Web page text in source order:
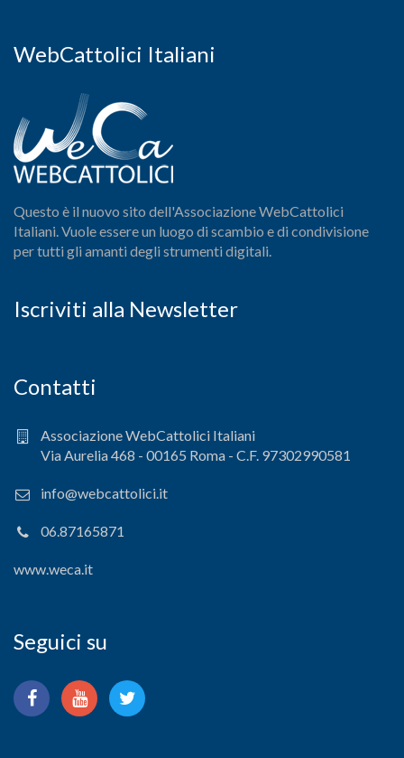
WebCattolici Italiani
Questo è il nuovo sito dell'Associazione WebCattolici
Italiani. Vuole essere un luogo di scambio e di condivisione
per tutti gli amanti degli strumenti digitali.
Iscriviti alla Newsletter
Contatti
Associazione WebCattolici Italiani
Via Aurelia 468 - 00165 Roma - C.F. 97302990581
info@webcattolici.it
06.87165871
www.weca.it
Seguici su